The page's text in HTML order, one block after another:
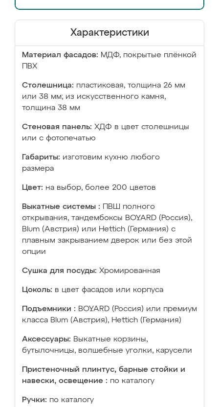
Характеристики
Материал фасадов: МДФ, покрытые плёнкой
ПВХ
Столешница: пластиковая, толщина 26 мм
или 38 мм; из искусственного камня,
толщина 38 мм
Стеновая панель: ХДФ в цвет столешницы
или с фотопечатью
Габариты: изготовим кухню любого
размера
Цвет: на выбор, более 200 цветов
Выкатные системы :
ПВШ полного
открывания, тандембоксы BOYARD (Россия),
Blum (Австрия) или Hettich (Германия) с
плавным закрыванием дверок или без этой
опции
Сушка для посуды: Хромированная
Цоколь: в цвет фасадов или корпуса
Подъемники : BOYARD (Россия) или премиум
класса Blum (Австрия), Hettich (Германия)
Аксессуары: Выкатные корзины,
бутылочницы, волшебные уголки, карусели
Пристеночный плинтус, барные стойки и
навески, освещение : по каталогу
Ручки: по каталогу